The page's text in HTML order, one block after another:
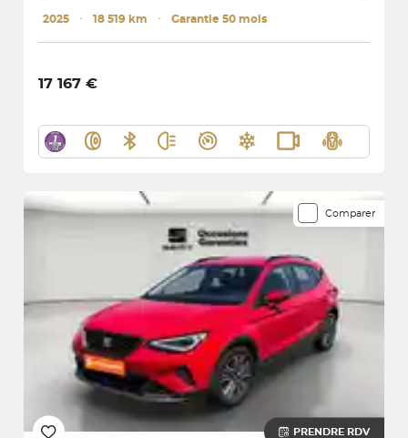
2025 ･ 18 519 km ･ Garantie 50 mois
17 167 €
Comparer
PRENDRE RDV